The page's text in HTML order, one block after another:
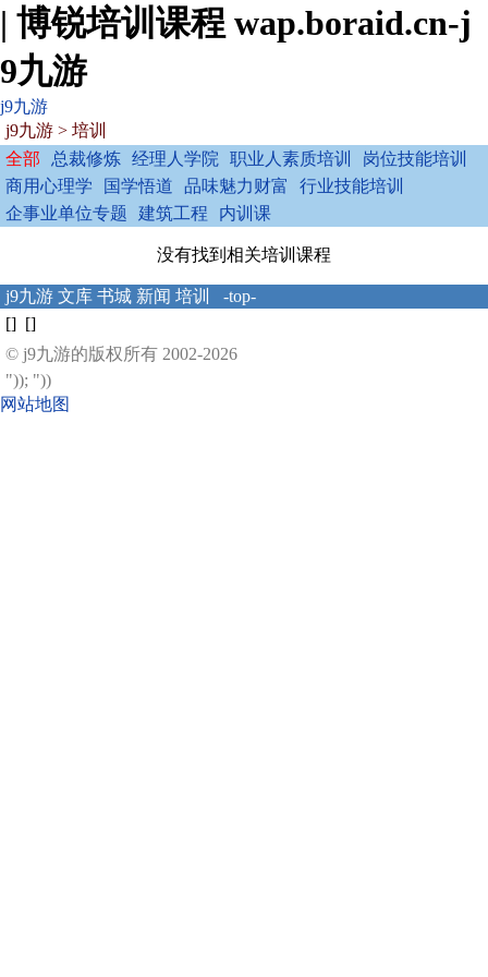
| 博锐培训课程 wap.boraid.cn-j
9九游
j9九游
j9九游 > 培训
全部
总裁修炼 经理人学院 职业人素质培训
岗位技能培训
商用心理学
国学悟道 品味魅力财富
行业技能培训
企事业单位专题
建筑工程 内训课
没有找到相关培训课程
j9九游 文库 书城 新闻 培训
-top-
[] []
© j9九游的版权所有 2002-2026
")); "))
网站地图